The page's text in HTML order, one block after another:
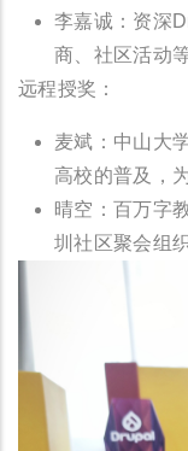
李嘉诚：资深
商、社区活动
远程授奖：
麦斌：中山大
高校的普及，
晴空：百万字
圳社区聚会组